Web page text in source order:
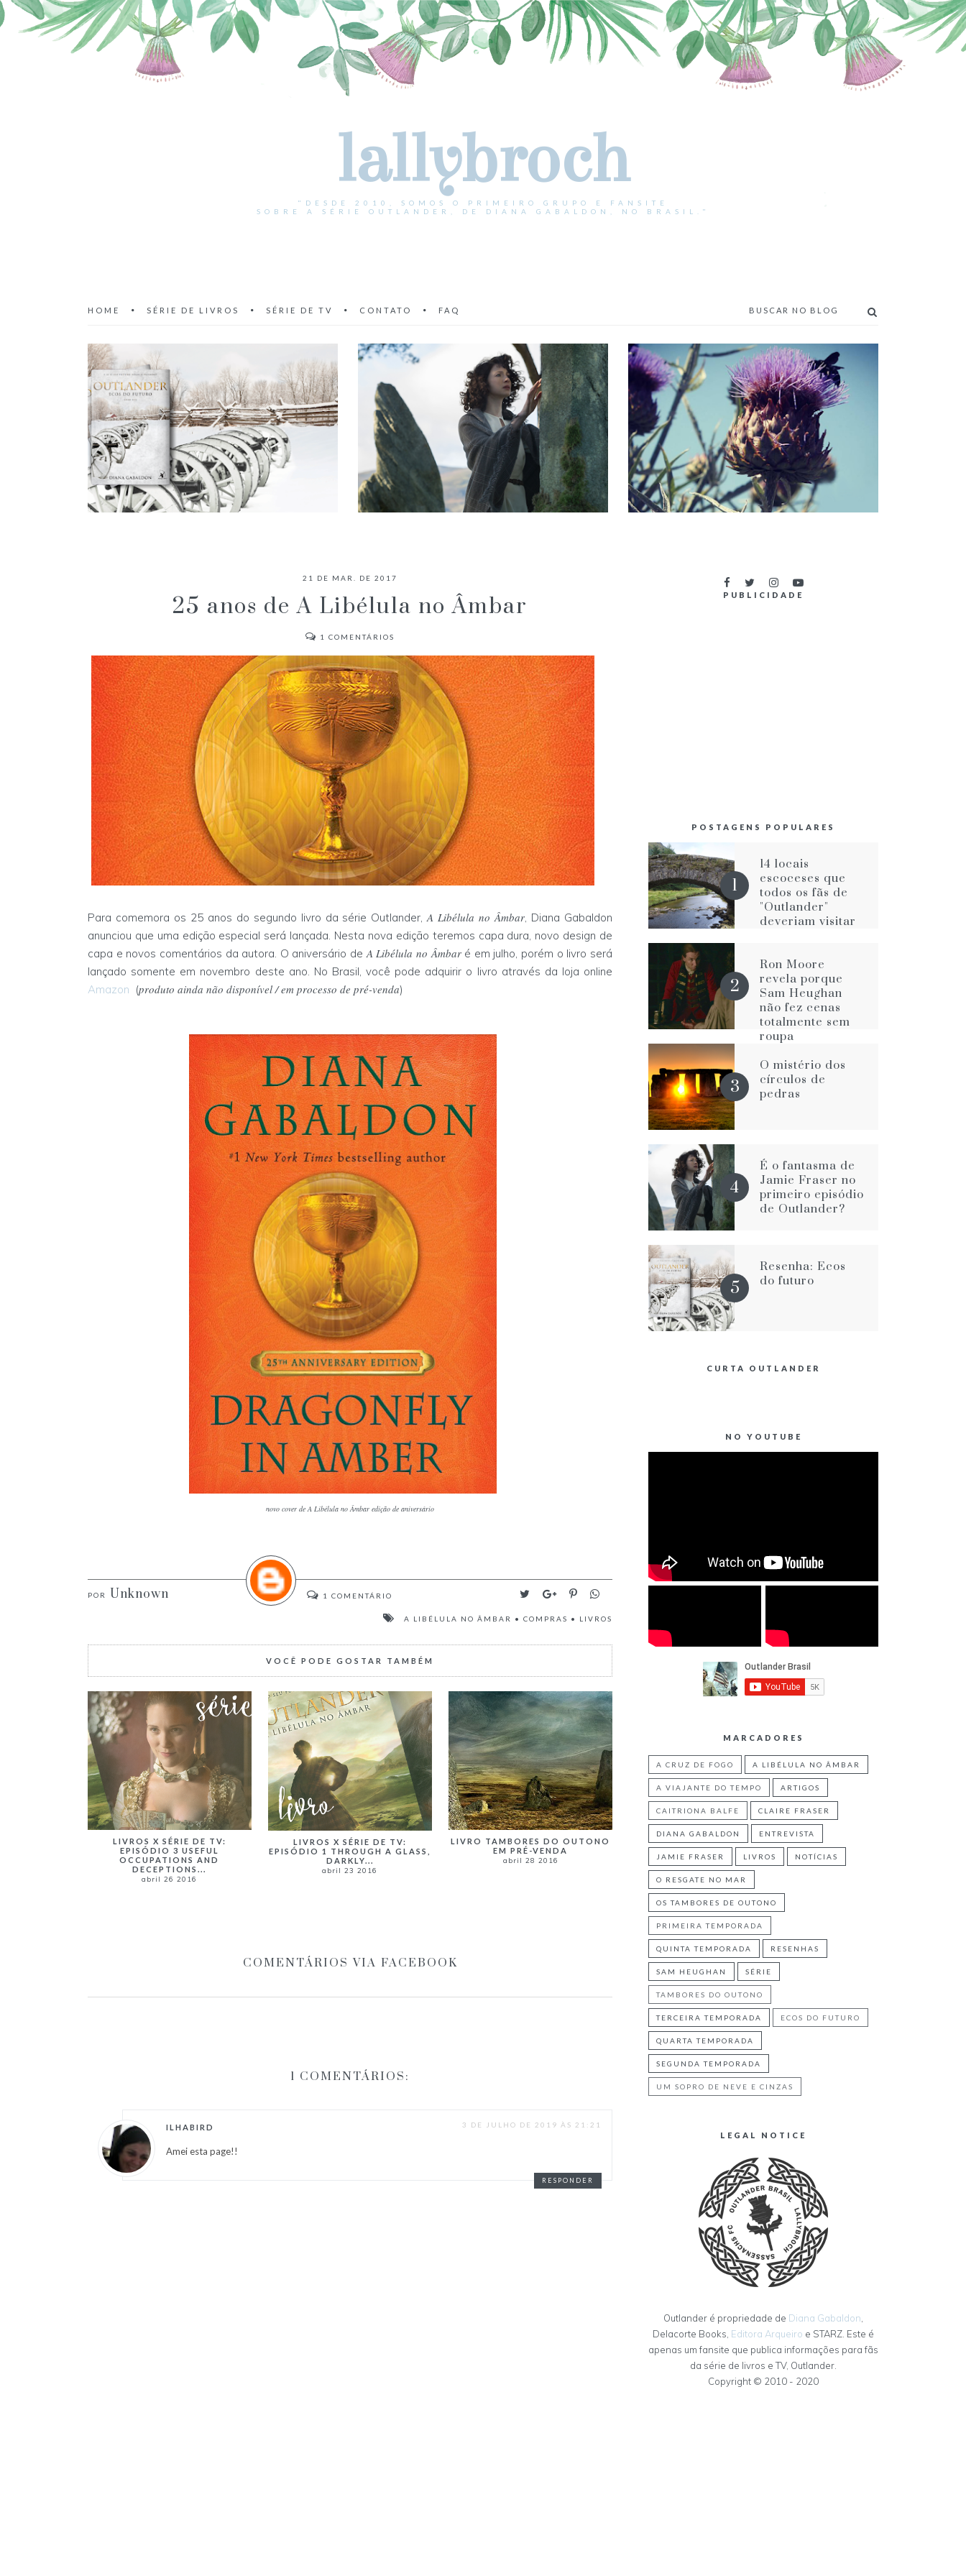
lallybroch
"DESDE 2010, SOMOS O PRIMEIRO GRUPO E FANSITE
SOBRE A SÉRIE OUTLANDER, DE DIANA GABALDON, NO BRASIL."
HOME SÉRIE DE LIVROS SÉRIE DE TV CONTATO FAQ
21 DE MAR. DE 2017
25 anos de A Libélula no Âmbar
1 COMENTÁRIOS
Para comemora os 25 anos do segundo livro da série Outlander,A Libélula no Âmbar, Diana Gabaldon
anunciou que uma edição especial será lançada. Nesta nova edição teremos capa dura, novo design de
capa e novos comentários da autora. O aniversário deA Libélula no Âmbaré em julho, porém o livro será
lançado somente em novembro deste ano. No Brasil, você pode adquirir o livro através da loja online
Amazon (produto ainda não disponível / em processo de pré-venda)
novo cover de A Libélula no Âmbar edição de aniversário
Unknown 1 COMENTÁRIO
A LIBÉLULA NO ÂMBAR • COMPRAS • LIVROS
VOCÊ PODE GOSTAR TAMBÉM
LIVROS X SÉRIE DE TV:
EPISÓDIO 3 USEFUL
OCCUPATIONS AND
DECEPTIONS...
abril 26 2016
LIVROS X SÉRIE DE TV:
EPISÓDIO 1 THROUGH A GLASS,
DARKLY...
abril 23 2016
LIVRO TAMBORES DO OUTONO
EM PRÉ-VENDA
abril 28 2016
COMENTÁRIOS VIA FACEBOOK
1 COMENTÁRIOS:
ILHABIRD 3 DE JULHO DE 2019 ÀS 21:21
Amei esta page!!
RESPONDER
PUBLICIDADE
POSTAGENS POPULARES
14 locais
escoceses que
todos os fãs de
"Outlander"
deveriam visitar
Ron Moore
revela porque
Sam Heughan
não fez cenas
totalmente sem
roupa
O mistério dos
círculos de
pedras
É o fantasma de
Jamie Fraser no
primeiro episódio
de Outlander?
Resenha: Ecos
do futuro
CURTA OUTLANDER
NO YOUTUBE
MARCADORES
A CRUZ DE FOGO A LIBÉLULA NO ÂMBAR
A VIAJANTE DO TEMPO ARTIGOS
CAITRIONA BALFE CLAIRE FRASER
DIANA GABALDON ENTREVISTA
JAMIE FRASER LIVROS NOTÍCIAS
O RESGATE NO MAR
OS TAMBORES DE OUTONO
PRIMEIRA TEMPORADA
QUINTA TEMPORADA RESENHAS
SAM HEUGHAN SÉRIE
TAMBORES DO OUTONO
TERCEIRA TEMPORADA ECOS DO FUTURO
QUARTA TEMPORADA
SEGUNDA TEMPORADA
UM SOPRO DE NEVE E CINZAS
LEGAL NOTICE
Outlander é propriedade de Diana Gabaldon,
Delacorte Books, Editora Arqueiro e STARZ. Este é
apenas um fansite que publica informações para fãs
da série de livros e TV, Outlander.
Copyright © 2010 - 2020